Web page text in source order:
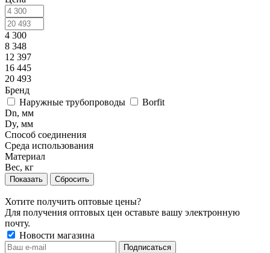
4 300
8 348
12 397
16 445
20 493
Бренд
Наружные трубопроводы
Borfit
Dn, мм
Dy, мм
Способ соединения
Среда использования
Материал
Вес, кг
Сбросить
Хотите получить оптовые цены?
Для получения оптовых цен оставьте вашу электронную
почту.
Новости магазина